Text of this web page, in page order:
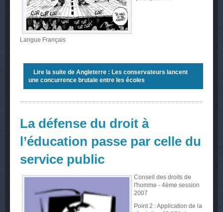
Langue Français
Lire la suite de Angleterre : Les conservateurs lancent
une concurrence brutale entre les écoles
La défense du droit à
l’éducation passe par celle du
service public
Conseil des droits de
l'homme - 4ème session
2007
Point 2 : Application de la